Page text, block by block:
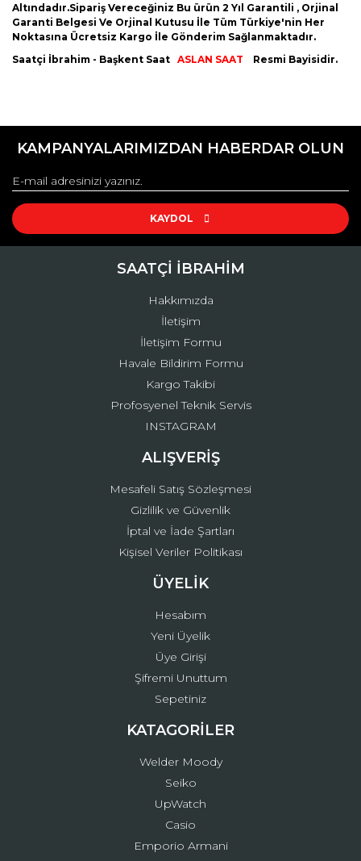
Altındadır.Sipariş Vereceğiniz Bu ürün 2 Yıl Garantili , Orjinal
Garanti Belgesi Ve Orjinal Kutusu İle Tüm Türkiye'nin Her
Noktasına Ücretsiz Kargo İle Gönderim Sağlanmaktadır.
Saatçi İbrahim - Başkent Saat ASLAN SAAT Resmi Bayisidir.
konularda yetersiz gördüğünüz noktaları öneri formunu
Görüş ve önerileriniz için teşekkür ederiz.
Ürün resmi kalitesiz, bozuk veya görüntülenemiyor.
Ürün açıklamasında eksik bilgiler bulunuyor.
Ürün fiyatı diğer sitelerden daha pahalı.
Gönder
KAMPANYALARIMIZDAN HABERDAR OLUN
KAYDOL
SAATÇİ İBRAHİM
Hakkımızda
İletişim
İletişim Formu
Havale Bildirim Formu
Kargo Takibi
Profosyenel Teknik Servis
INSTAGRAM
ALIŞVERİŞ
Mesafeli Satış Sözleşmesi
Gizlilik ve Güvenlik
İptal ve İade Şartları
Kişisel Veriler Politikası
ÜYELİK
Hesabım
Yeni Üyelik
Üye Girişi
Şifremi Unuttum
Sepetiniz
KATAGORİLER
Welder Moody
Seiko
UpWatch
Casio
Emporio Armani